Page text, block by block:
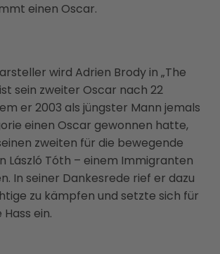
einen Oscar.
wird Adrien Brody in „The
sein zweiter Oscar nach 22
er 2003 als jüngster Mann jemals
einen Oscar gewonnen hatte,
zweiten für die bewegende
László Tóth – einem Immigranten
In seiner Dankesrede rief er dazu
zu kämpfen und setzte sich für
ein.